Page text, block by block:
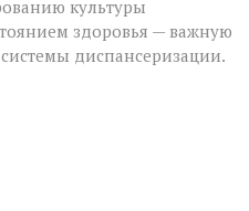
культуры
здоровья — важную
диспансеризации.